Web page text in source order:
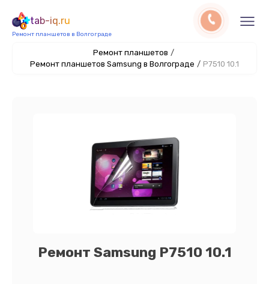
tab-iq.ru
Ремонт планшетов в Волгограде
Ремонт планшетов /
Ремонт планшетов Samsung в Волгограде / P7510 10.1
Ремонт Samsung P7510 10.1